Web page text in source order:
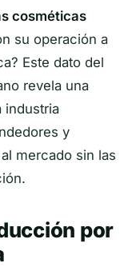
cosméticas
su operación a
Este dato del
revela una
industria
y
mercado sin las
por